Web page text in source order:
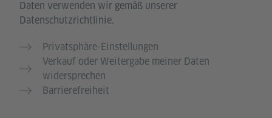
Daten verwenden wir gemäß unserer
Datenschutzrichtlinie.
Privatsphäre-Einstellungen
Verkauf oder Weitergabe meiner Daten
widersprechen
Barrierefreiheit